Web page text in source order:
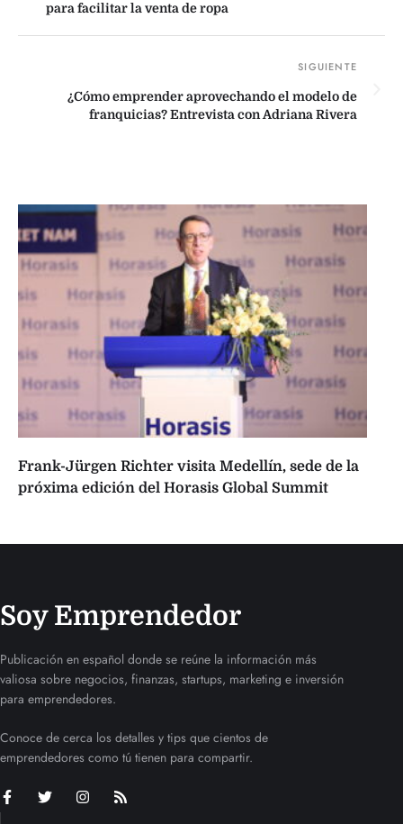
para facilitar la venta de ropa
¿Cómo emprender aprovechando el modelo de
franquicias? Entrevista con Adriana Rivera
Frank-Jürgen Richter visita Medellín, sede de la
próxima edición del Horasis Global Summit
Soy Emprendedor
Publicación en español donde se reúne la información más
valiosa sobre negocios, finanzas, startups, marketing e inversión
para emprendedores.
Conoce de cerca los detalles y tips que cientos de
emprendedores como tú tienen para compartir.